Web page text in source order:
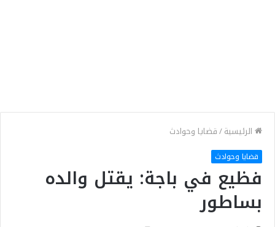
الرئيسية/قضايا وحوادث
قضايا وحوادث
فظيع في باجة: يقتل والده
بساطور